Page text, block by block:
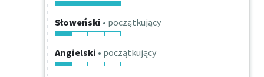
Słoweński • początkujący
Angielski • początkujący